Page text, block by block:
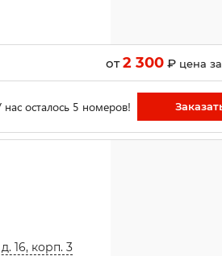
от2 300₽ цена
нас осталось 5 номеров!
16, корп. 3